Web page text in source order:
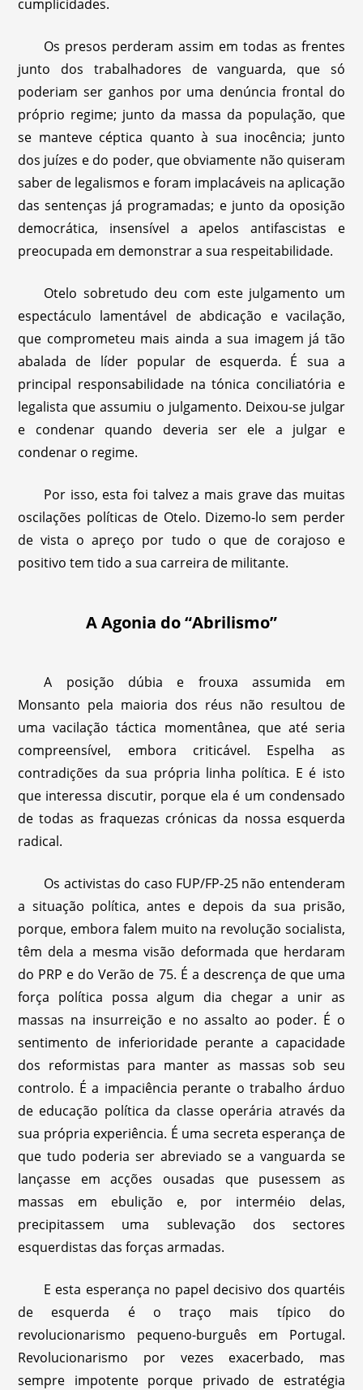
cumplicidades.
Os presos perderam assim em todas as frentes
junto dos trabalhadores de vanguarda, que só
poderiam ser ganhos por uma denúncia frontal do
próprio regime; junto da massa da população, que
se manteve céptica quanto à sua inocência; junto
dos juízes e do poder, que obviamente não quiseram
saber de legalismos e foram implacáveis na aplicação
das sentenças já programadas; e junto da oposição
democrática, insensível a apelos antifascistas e
preocupada em demonstrar a sua respeitabilidade.
Otelo sobretudo deu com este julgamento um
espectáculo lamentável de abdicação e vacilação,
que comprometeu mais ainda a sua imagem já tão
abalada de líder popular de esquerda. É sua a
principal responsabilidade na tónica conciliatória e
legalista que assumiu o julgamento. Deixou-se julgar
e condenar quando deveria ser ele a julgar e
condenar o regime.
Por isso, esta foi talvez a mais grave das muitas
oscilações políticas de Otelo. Dizemo-lo sem perder
de vista o apreço por tudo o que de corajoso e
positivo tem tido a sua carreira de militante.
A Agonia do “Abrilismo”
A posição dúbia e frouxa assumida em
Monsanto pela maioria dos réus não resultou de
uma vacilação táctica momentânea, que até seria
compreensível, embora criticável. Espelha as
contradições da sua própria linha política. E é isto
que interessa discutir, porque ela é um condensado
de todas as fraquezas crónicas da nossa esquerda
radical.
Os activistas do caso FUP/FP-25 não entenderam
a situação política, antes e depois da sua prisão,
porque, embora falem muito na revolução socialista,
têm dela a mesma visão deformada que herdaram
do PRP e do Verão de 75. É a descrença de que uma
força política possa algum dia chegar a unir as
massas na insurreição e no assalto ao poder. É o
sentimento de inferioridade perante a capacidade
dos reformistas para manter as massas sob seu
controlo. É a impaciência perante o trabalho árduo
de educação política da classe operária através da
sua própria experiência. É uma secreta esperança de
que tudo poderia ser abreviado se a vanguarda se
lançasse em acções ousadas que pusessem as
massas em ebulição e, por interméio delas,
precipitassem uma sublevação dos sectores
esquerdistas das forças armadas.
E esta esperança no papel decisivo dos quartéis
de esquerda é o traço mais típico do
revolucionarismo pequeno-burguês em Portugal.
Revolucionarismo por vezes exacerbado, mas
sempre impotente porque privado de estratégia